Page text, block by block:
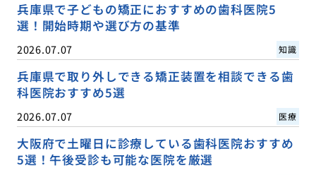
兵庫県で子どもの矯正におすすめの歯科医院5
選！開始時期や選び方の基準
2026.07.07 知識
兵庫県で取り外しできる矯正装置を相談できる歯
科医院おすすめ5選
2026.07.07 医療
大阪府で土曜日に診療している歯科医院おすすめ
5選！午後受診も可能な医院を厳選